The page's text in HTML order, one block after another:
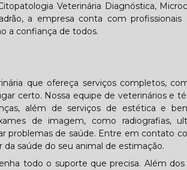
Veterinária Diagnóstica,
a empresa conta com profissionais
a confiança de todos.
que ofereça serviços completos,
certo. Nossa equipe de veterinários e
além de serviços de estética e
de imagem, como radiografias,
problemas de saúde. Entre em contato
saúde do seu animal de estimação.
todo o suporte que precisa. Além